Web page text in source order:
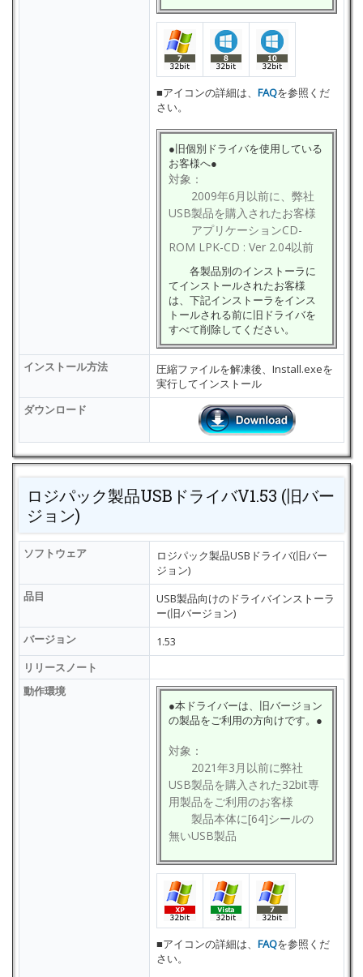
■アイコンの詳細は、 FAQを参照くだ
さい。
●旧個別ドライバを使用している
お客様へ●
対象：
2009年6月以前に、弊社
USB製品を購入されたお客様
アプリケーションCD-
ROM LPK-CD : Ver 2.04以前
各製品別のインストーラに
てインストールされたお客様
は、下記インストーラをインス
トールされる前に旧ドライバを
すべて削除してください。
インストール方法
圧縮ファイルを解凍後、Install.exeを
実行してインストール
ダウンロード
ロジパック製品USBドライバV1.53 (旧バー
ジョン)
ソフトウェア
ロジパック製品USBドライバ(旧バー
ジョン)
品目
USB製品向けのドライバインストーラ
ー(旧バージョン)
バージョン
1.53
リリースノート
動作環境
●本ドライバーは、旧バージョン
の製品をご利用の方向けです。●
対象：
2021年3月以前に弊社
USB製品を購入された32bit専
用製品をご利用のお客様
製品本体に[64]シールの
無いUSB製品
■アイコンの詳細は、 FAQを参照くだ
さい。